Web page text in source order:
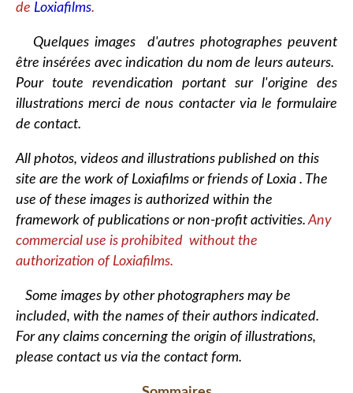
de Loxiafilms.
Quelques images d'autres photographes peuvent
être insérées avec indication du nom de leurs auteurs.
Pour toute revendication portant sur l'origine des
illustrations merci de nous contacter via le formulaire
de contact.
All photos, videos and illustrations published on this
site are the work of Loxiafilms or friends of Loxia . The
use of these images is authorized within the
framework of publications or non-profit activities.Any
commercial use is prohibited without the
authorization of Loxiafilms.
Some images by other photographers may be
included, with the names of their authors indicated.
For any claims concerning the origin of illustrations,
please contact us via the contact form.